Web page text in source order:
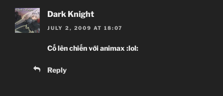
Dark Knight
JULY 2, 2009 AT 18:07
Cố lên chiến với animax :lol:
Reply